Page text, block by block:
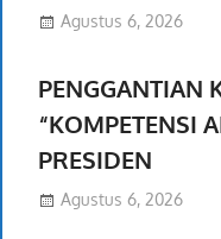
Agustus 6, 2026
PENGGANTIAN
“KOMPETENSI
PRESIDEN
Agustus 6, 2026